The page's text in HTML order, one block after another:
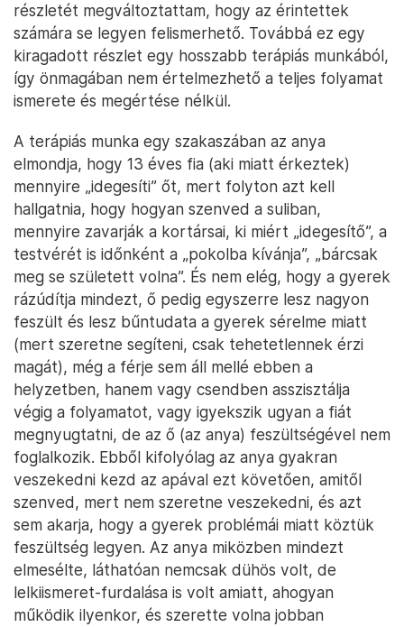
részletét megváltoztattam, hogy az érintettek
számára se legyen felismerhető. Továbbá ez egy
kiragadott részlet egy hosszabb terápiás munkából,
így önmagában nem értelmezhető a teljes folyamat
ismerete és megértése nélkül.
A terápiás munka egy szakaszában az anya
elmondja, hogy 13 éves fia (aki miatt érkeztek)
mennyire „idegesíti” őt, mert folyton azt kell
hallgatnia, hogy hogyan szenved a suliban,
mennyire zavarják a kortársai, ki miért „idegesítő”, a
testvérét is időnként a „pokolba kívánja”, „bárcsak
meg se született volna”. És nem elég, hogy a gyerek
rázúdítja mindezt, ő pedig egyszerre lesz nagyon
feszült és lesz bűntudata a gyerek sérelme miatt
(mert szeretne segíteni, csak tehetetlennek érzi
magát), még a férje sem áll mellé ebben a
helyzetben, hanem vagy csendben asszisztálja
végig a folyamatot, vagy igyekszik ugyan a fiát
megnyugtatni, de az ő (az anya) feszültségével nem
foglalkozik. Ebből kifolyólag az anya gyakran
veszekedni kezd az apával ezt követően, amitől
szenved, mert nem szeretne veszekedni, és azt
sem akarja, hogy a gyerek problémái miatt köztük
feszültség legyen. Az anya miközben mindezt
elmesélte, láthatóan nemcsak dühös volt, de
lelkiismeret-furdalása is volt amiatt, ahogyan
működik ilyenkor, és szerette volna jobban